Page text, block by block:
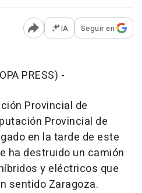
Abrir opciones para
IA Seguir en
PRESS) -
Provincial de
Provincial de
en la tarde de este
ha destruido un camión
y eléctricos que
sentido Zaragoza.